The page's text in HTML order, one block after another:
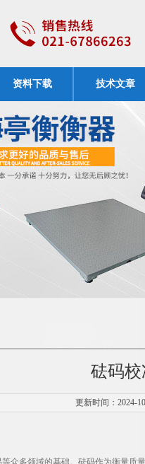
资料下载 技术文章
砝码
更新时间：2024-
众多领域的基础。砝码作为衡量